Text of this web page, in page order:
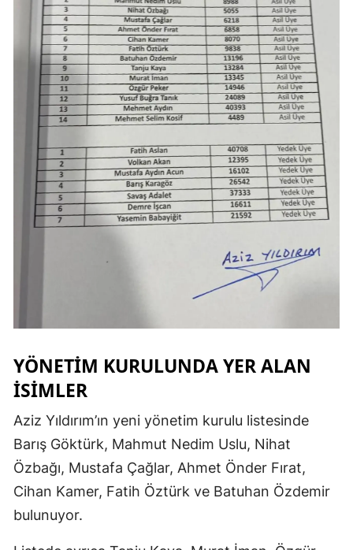
YÖNETIM KURULUNDA YER ALAN
ISIMLER
Aziz Yıldırım’ın yeni yönetim kurulu listesinde
Barış Göktürk, Mahmut Nedim Uslu, Nihat
Özbağı, Mustafa Çağlar, Ahmet Önder Fırat,
Cihan Kamer, Fatih Öztürk ve Batuhan Özdemir
bulunuyor.